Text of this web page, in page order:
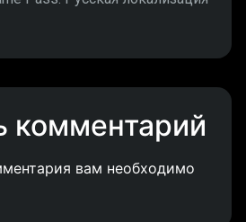
комментарий
вам необходимо